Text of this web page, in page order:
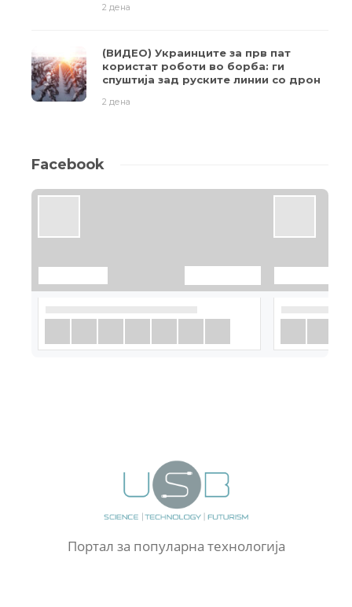
2 дена
(ВИДЕО) Украинците за прв пат
користат роботи во борба: ги
спуштија зад руските линии со дрон
2 дена
Facebook
Портал за популарна технологија